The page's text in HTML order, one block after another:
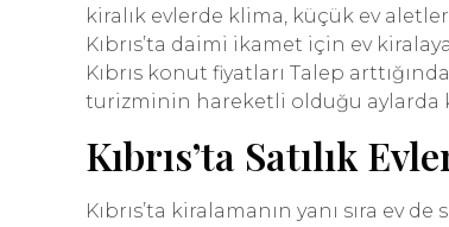
kiralık evlerde klima, küçük ev
Kıbrıs’ta daimi ikamet için ev
Kıbrıs konut fiyatları Talep
turizminin hareketli olduğu aylarda
Kıbrıs’ta Satılık
Kıbrıs’ta kiralamanın yanı sıra ev